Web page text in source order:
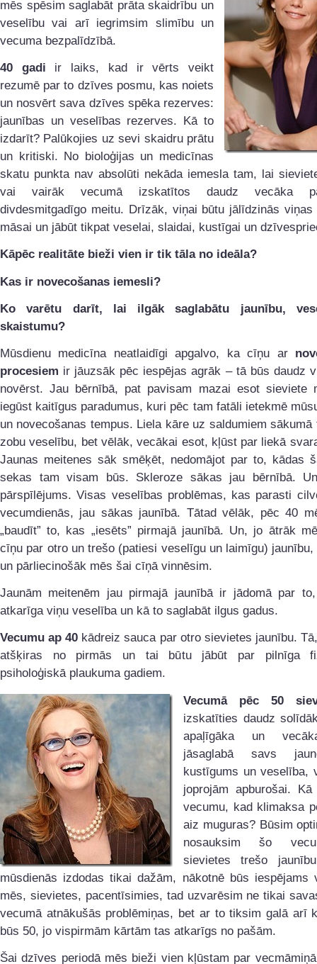
mēs spēsim saglabāt prāta skaidrību un
veselību vai arī iegrimsim slimību un
vecuma bezpalīdzībā.
40 gadi ir laiks, kad ir vērts veikt
rezumē par to dzīves posmu, kas noiets
un nosvērt sava dzīves spēka rezerves:
jaunības un veselības rezerves. Kā to
izdarīt? Palūkojies uz sevi skaidru prātu
un kritiski. No bioloģijas un medicīnas
skatu punkta nav absolūti nekāda iemesla tam, lai
vai vairāk vecumā izskatītos daudz vecāka
divdesmitgadīgo meitu. Drīzāk, viņai būtu jālīdzinās viņas
māsai un jābūt tikpat veselai, slaidai, kustīgai un
Kāpēc realitāte bieži vien ir tik tāla no ideāla?
Kas ir novecošanas iemesli?
Ko varētu darīt, lai ilgāk saglabātu jaunību,
skaistumu?
Mūsdienu medicīna neatlaidīgi apgalvo, ka cīņu ar
procesiem ir jāuzsāk pēc iespējas agrāk – tā būs daudz
novērst. Jau bērnībā, pat pavisam mazai esot sieviete
iegūst kaitīgus paradumus, kuri pēc tam fatāli ietekmē
un novecošanas tempus. Liela kāre uz saldumiem sākumā
zobu veselību, bet vēlāk, vecākai esot, kļūst par liekā
Jaunas meitenes sāk smēķēt, nedomājot par to, kādas
sekas tam visam būs. Skleroze sākas jau bērnībā.
pārspīlējums. Visas veselības problēmas, kas parasti
vecumdienās, jau sākas jaunībā. Tātad vēlāk, pēc 40
„baudīt” to, kas „iesēts” pirmajā jaunībā. Un, jo ātrāk
cīņu par otro un trešo (patiesi veselīgu un laimīgu)
un pārliecinošāk mēs šai cīņā vinnēsim.
Jaunām meitenēm jau pirmajā jaunībā ir jādomā par
atkarīga viņu veselība un kā to saglabāt ilgus gadus.
Vecumu ap 40 kādreiz sauca par otro sievietes jaunību.
atšķiras no pirmās un tai būtu jābūt par pilnīga
psiholoģiskā plaukuma gadiem.
Vecumā pēc 50
izskatīties daudz
apaļīgāka un
jāsaglabā savs
kustīgums un veselība,
joprojām apburošai.
vecumu, kad klimaksa
aiz muguras? Būsim
nosauksim šo
sievietes trešo
mūsdienās izdodas tikai dažām, nākotnē būs iespējams
mēs, sievietes, pacentīsimies, tad uzvarēsim ne tikai
vecumā atnākušās problēmiņas, bet ar to tiksim galā arī
būs 50, jo vispirmām kārtām tas atkarīgs no pašām.
Šai dzīves periodā mēs bieži vien kļūstam par